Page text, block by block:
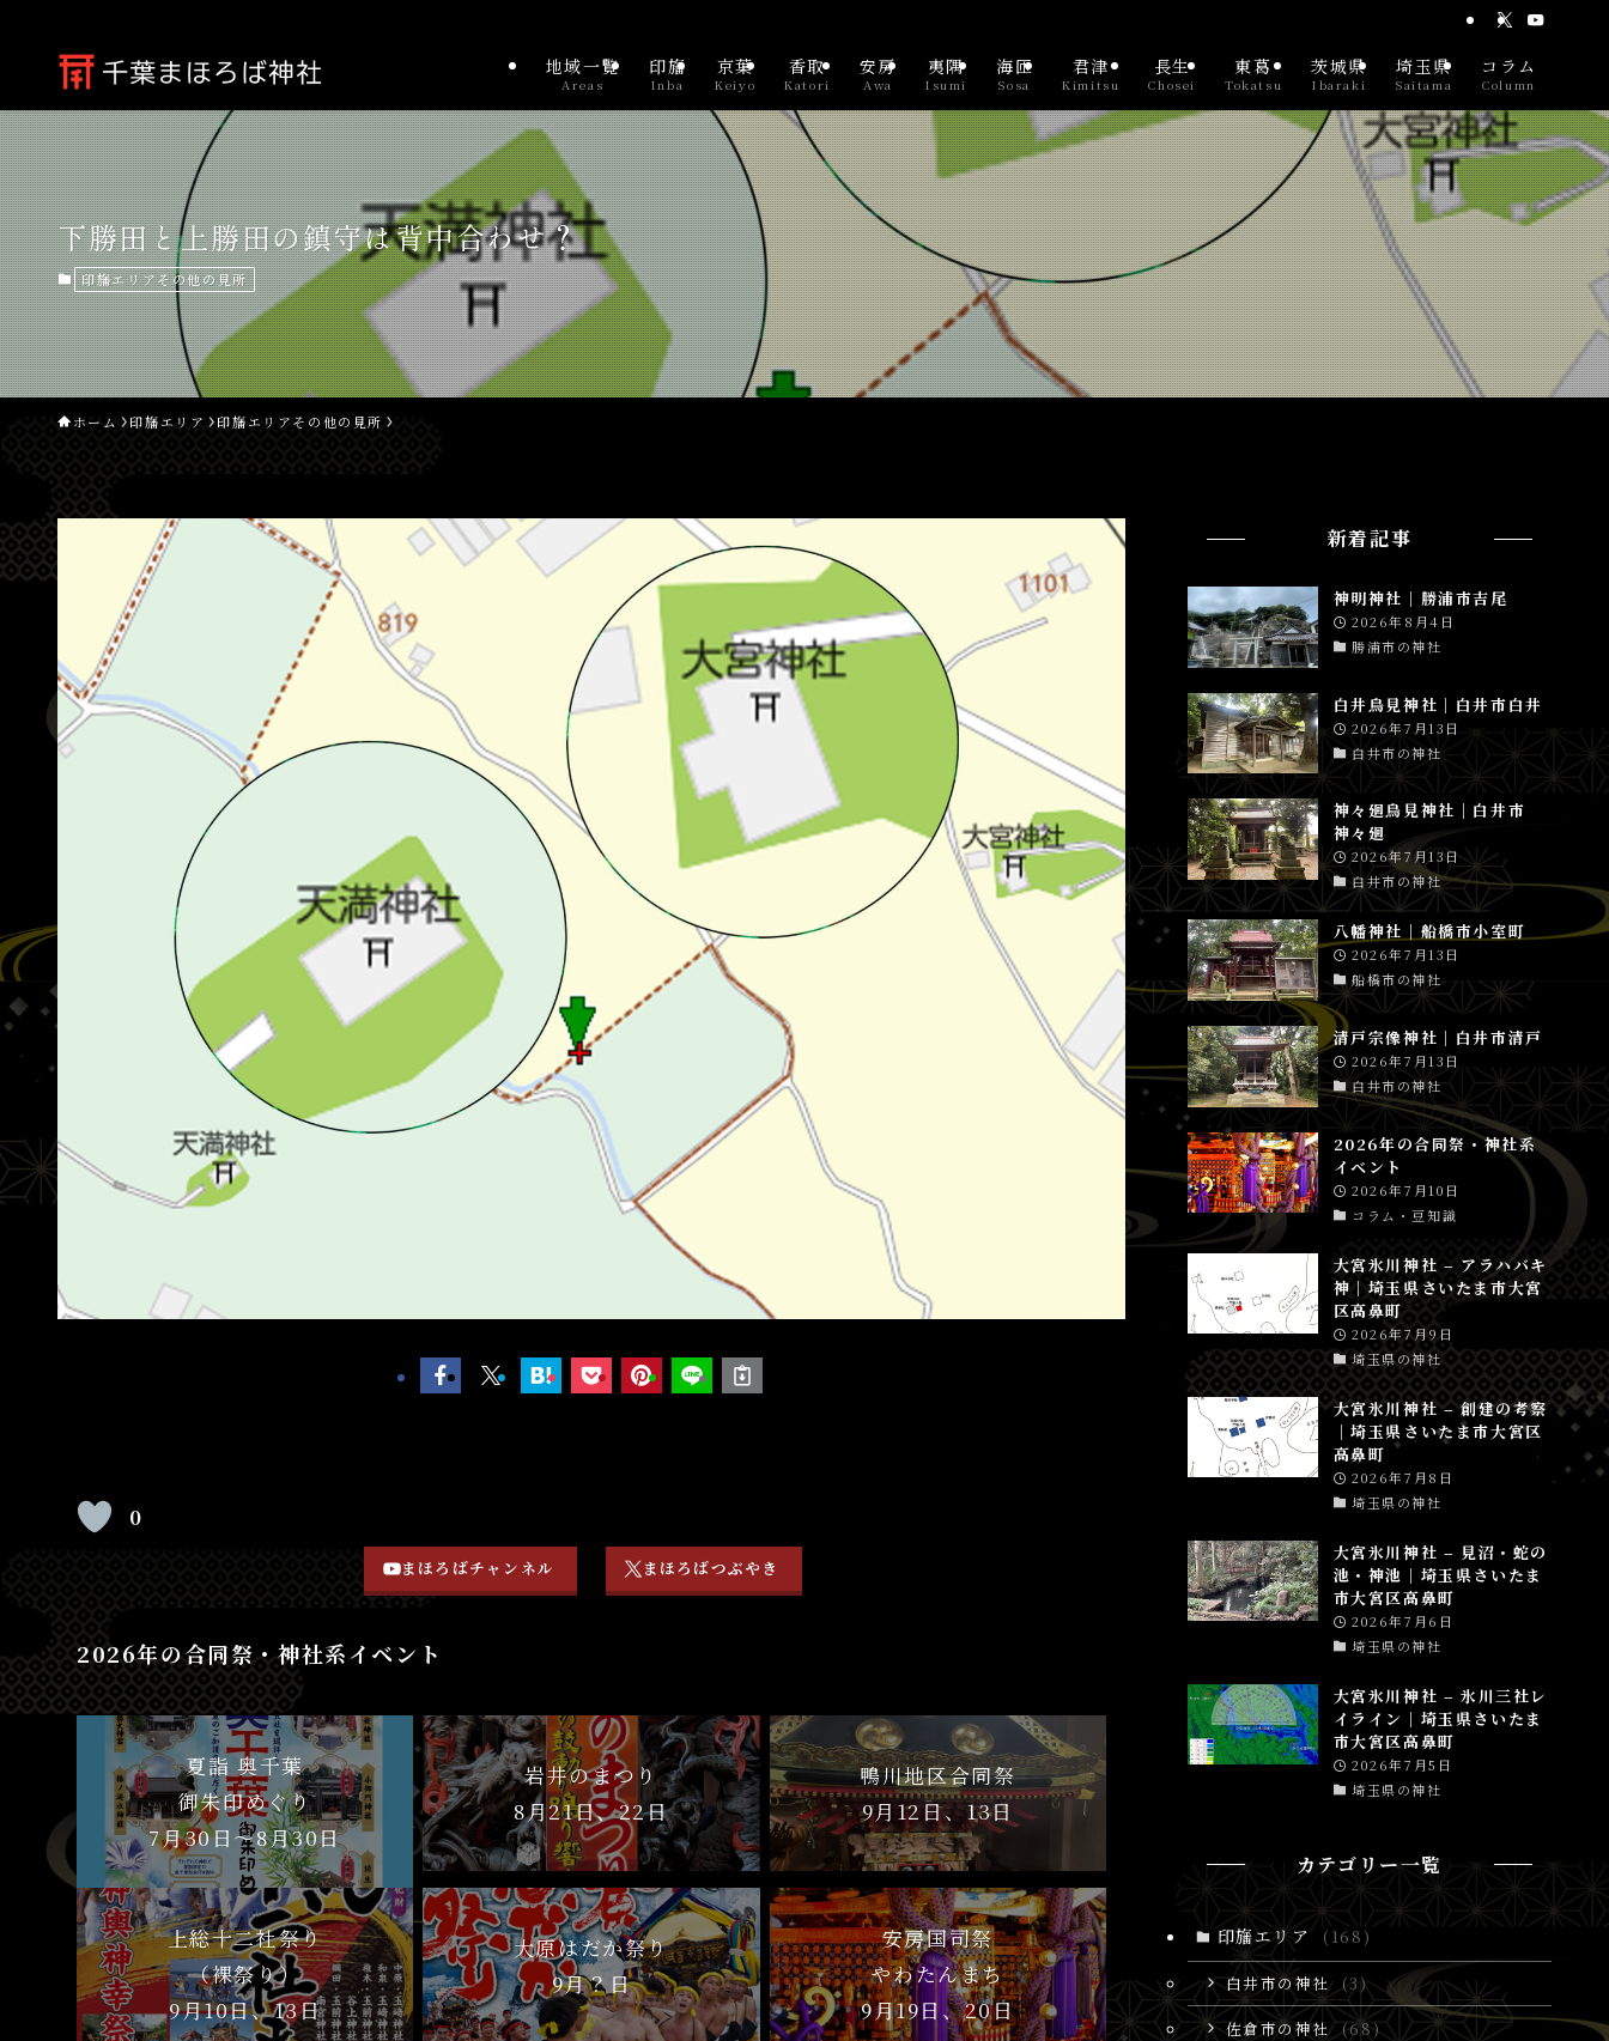
地域一覧
Areas
印旛
Inba
京葉
Keiyo
香取
Katori
安房
Awa
夷隅
Isumi
海匝
Sosa
君津
Kimitsu
長生
Chosei
東葛
Tokatsu
茨城県
Ibaraki
埼玉県
Saitama
コラム
Column
下勝田と上勝田の鎮守は背中合わせ？
印旛エリアその他の見所
ホーム 印旛エリア 印旛エリアその他の見所
0
まほろばチャンネル まほろばつぶやき
2026年の合同祭・神社系イベント
夏詣 奥千葉
御朱印めぐり
7月30日〜8月30日
岩井のまつり
8月21日、22日
鴨川地区合同祭
9月12日、13日
上総十二社祭り
（裸祭り）
9月10日、13日
大原はだか祭り
9月？日
安房国司祭
やわたんまち
9月19日、20日
新着記事
神明神社│勝浦市吉尾
2026年8月4日
勝浦市の神社
白井鳥見神社│白井市白井
2026年7月13日
白井市の神社
神々廻鳥見神社│白井市
神々廻
2026年7月13日
白井市の神社
八幡神社│船橋市小室町
2026年7月13日
船橋市の神社
清戸宗像神社│白井市清戸
2026年7月13日
白井市の神社
2026年の合同祭・神社系
イベント
2026年7月10日
コラム・豆知識
大宮氷川神社 – アラハバキ
神│埼玉県さいたま市大宮
区高鼻町
2026年7月9日
埼玉県の神社
大宮氷川神社 – 創建の考察
│埼玉県さいたま市大宮区
高鼻町
2026年7月8日
埼玉県の神社
大宮氷川神社 – 見沼・蛇の
池・神池│埼玉県さいたま
市大宮区高鼻町
2026年7月6日
埼玉県の神社
大宮氷川神社 – 氷川三社レ
イライン│埼玉県さいたま
市大宮区高鼻町
2026年7月5日
埼玉県の神社
カテゴリー一覧
印旛エリア (168)
白井市の神社
(3)
佐倉市の神社 (68)